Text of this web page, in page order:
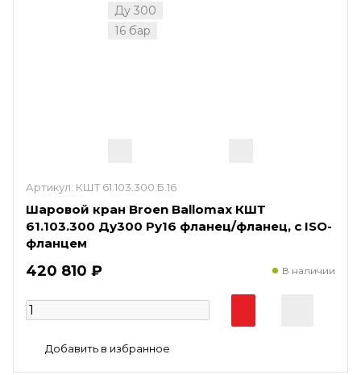
Ду 300
16 бар
Артикул: КШТ 61.103.300.Б.16
Шаровой кран Broen Ballomax КШТ
61.103.300 Ду300 Ру16 фланец/фланец, с ISO-
фланцем
420 810 ₽ В наличии